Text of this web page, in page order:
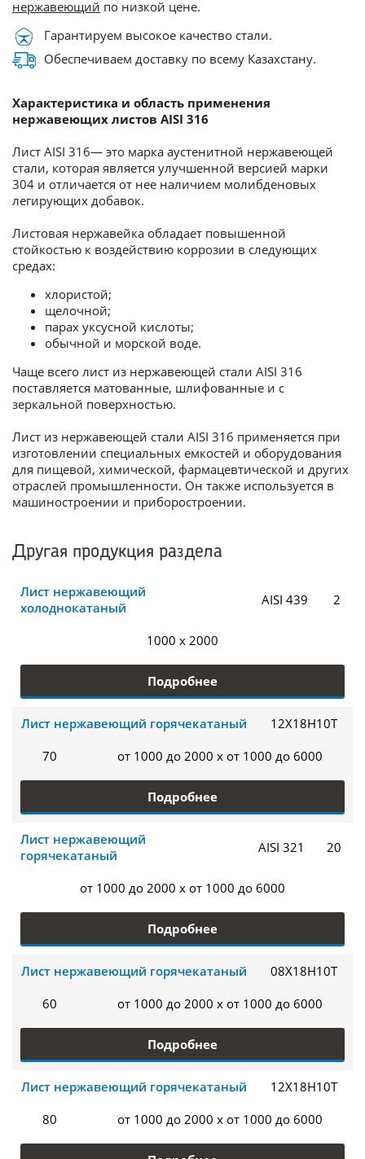
нержавеющий по низкой цене.
Гарантируем высокое качество стали.
Обеспечиваем доставку по всему Казахстану.
Характеристика и область применения
нержавеющих листов AISI 316
Лист AISI 316— это марка аустенитной нержавеющей
стали, которая является улучшенной версией марки
304 и отличается от нее наличием молибденовых
легирующих добавок.
Листовая нержавейка обладает повышенной
стойкостью к воздействию коррозии в следующих
средах:
хлористой;
щелочной;
парах уксусной кислоты;
обычной и морской воде.
Чаще всего лист из нержавеющей стали AISI 316
поставляется матованные, шлифованные и с
зеркальной поверхностью.
Лист из нержавеющей стали AISI 316 применяется при
изготовлении специальных емкостей и оборудования
для пищевой, химической, фармацевтической и других
отраслей промышленности. Он также используется в
машиностроении и приборостроении.
Другая продукция раздела
Лист нержавеющий
холоднокатаный
AISI 439 2
1000 x 2000
Подробнее
Лист нержавеющий горячекатаный
12Х18Н10Т
70
от 1000 до 2000 x от 1000 до 6000
Подробнее
Лист нержавеющий
горячекатаный
AISI 321 20
от 1000 до 2000 x от 1000 до 6000
Подробнее
Лист нержавеющий горячекатаный
08Х18Н10Т
60
от 1000 до 2000 x от 1000 до 6000
Подробнее
Лист нержавеющий горячекатаный
12Х18Н10Т
80
от 1000 до 2000 x от 1000 до 6000